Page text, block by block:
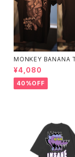
MONKEY BANANA
¥4,080
40%OFF